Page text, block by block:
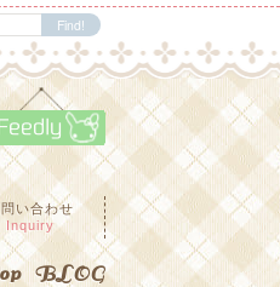
Feedly
い合わせ
Inquiry
BLOG